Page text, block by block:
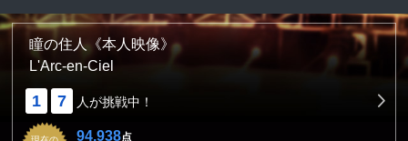
瞳の住人《本人映像》
L'Arc-en-Ciel
1 7 人が挑戦中！
94.938点